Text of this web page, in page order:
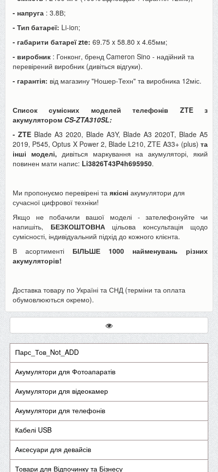
- напруга : 3.8В;
- Тип батареї: Li-ion;
- габарити батареї zte: 69.75 x 58.80 x 4.65мм;
- виробник : Гонконг, бренд Cameron Sino - надійний та
перевірений виробник (дивіться відгуки).
- гарантія: від магазину "Ношер-Техн" та виробника 12міс.
Список сумісних моделей телефонів ZTE з
акумулятором CS-ZTA310SL:
- ZTE Blade A3 2020, Blade A3Y, Blade A3 2020T, Blade A5
2019, P545, Optus X Power 2, Blade L210, ZTE A33+ (plus) та
інші моделі, дивіться маркування на акумуляторі, який
повинен мати напис: Li3826T43P4h695950.
Ми пропонуємо перевірені та якісні акумулятори для
сучасної цифрової техніки!
Якщо не побачили вашої моделі - зателефонуйте чи
напишіть, БЕЗКОШТОВНАцільова консультація щодо
сумісності, індивідуальний підхід до кожного клієнта.
В асортименті БІЛЬШЕ 1000 найменувань різних
акумуляторів!
Доставка товару по Україні та СНД (терміни та оплата
обумовлюються окремо).
Парс_Тов_Not_ADD
Акумулятори для Фотоапаратів
Акумулятори для відеокамер
Акумулятори для телефонів
Кабелі USB
Аксесуари для девайсів
Товари для Відпочинку та Бізнесу